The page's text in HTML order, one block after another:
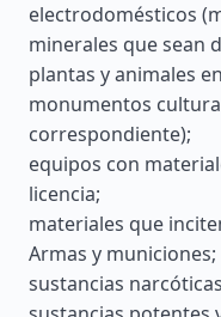
electrodomésticos
minerales que sean
plantas y animales
monumentos
correspondiente);
equipos con
licencia;
materiales que
Armas y municiones;
sustancias